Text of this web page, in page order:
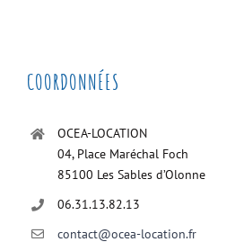
COORDONNÉES
OCEA-LOCATION
04, Place Maréchal Foch
85100 Les Sables d’Olonne
06.31.13.82.13
contact@ocea-location.fr